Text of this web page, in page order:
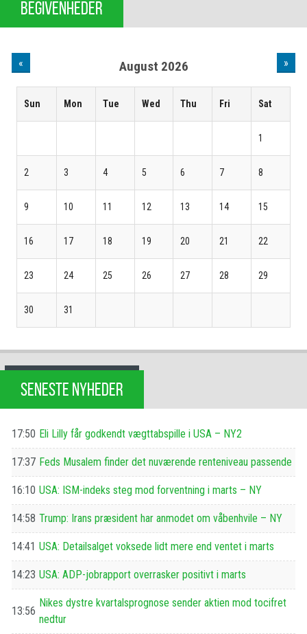
BEGIVENHEDER
« August 2026 »
Sun Mon Tue Wed Thu Fri Sat
1
2 3 4 5 6 7 8
9 10 11 12 13 14 15
16 17 18 19 20 21 22
23 24 25 26 27 28 29
30 31
SENESTE NYHEDER
17:50 Eli Lilly får godkendt vægttabspille i USA – NY2
17:37 Feds Musalem finder det nuværende renteniveau passende
16:10 USA: ISM-indeks steg mod forventning i marts – NY
14:58 Trump: Irans præsident har anmodet om våbenhvile – NY
14:41 USA: Detailsalget voksede lidt mere end ventet i marts
14:23 USA: ADP-jobrapport overrasker positivt i marts
13:56
Nikes dystre kvartalsprognose sender aktien mod tocifret
nedtur